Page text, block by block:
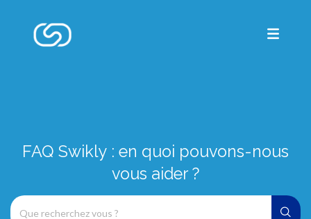
FAQ Swikly : en quoi pouvons-nous
vous aider ?